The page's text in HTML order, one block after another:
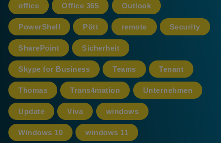
office Office 365 Outlook
PowerShell Pött remote Security
SharePoint Sicherheit
Skype for Business Teams Tenant
Thomas Trans4mation Unternehmen
Update Viva windows
Windows 10 windows 11